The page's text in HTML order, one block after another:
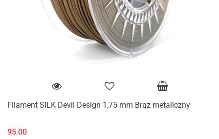
Filament SILK Devil Design 1,75 mm Brąz metaliczny
95.00